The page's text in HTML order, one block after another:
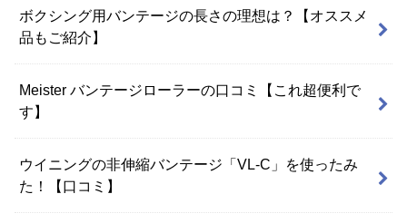
ボクシング用バンテージの長さの理想は？【オススメ
品もご紹介】
Meister バンテージローラーの口コミ【これ超便利で
す】
ウイニングの非伸縮バンテージ「VL-C」を使ったみ
た！【口コミ】